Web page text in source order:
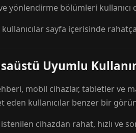
yönlendirme bölümleri
kullanıcılar sayfa içerisinde
Uyumlu
mobil cihazlar, tabletler ve
eden kullanıcılar benzer bir
cihazdan rahat, hızlı ve